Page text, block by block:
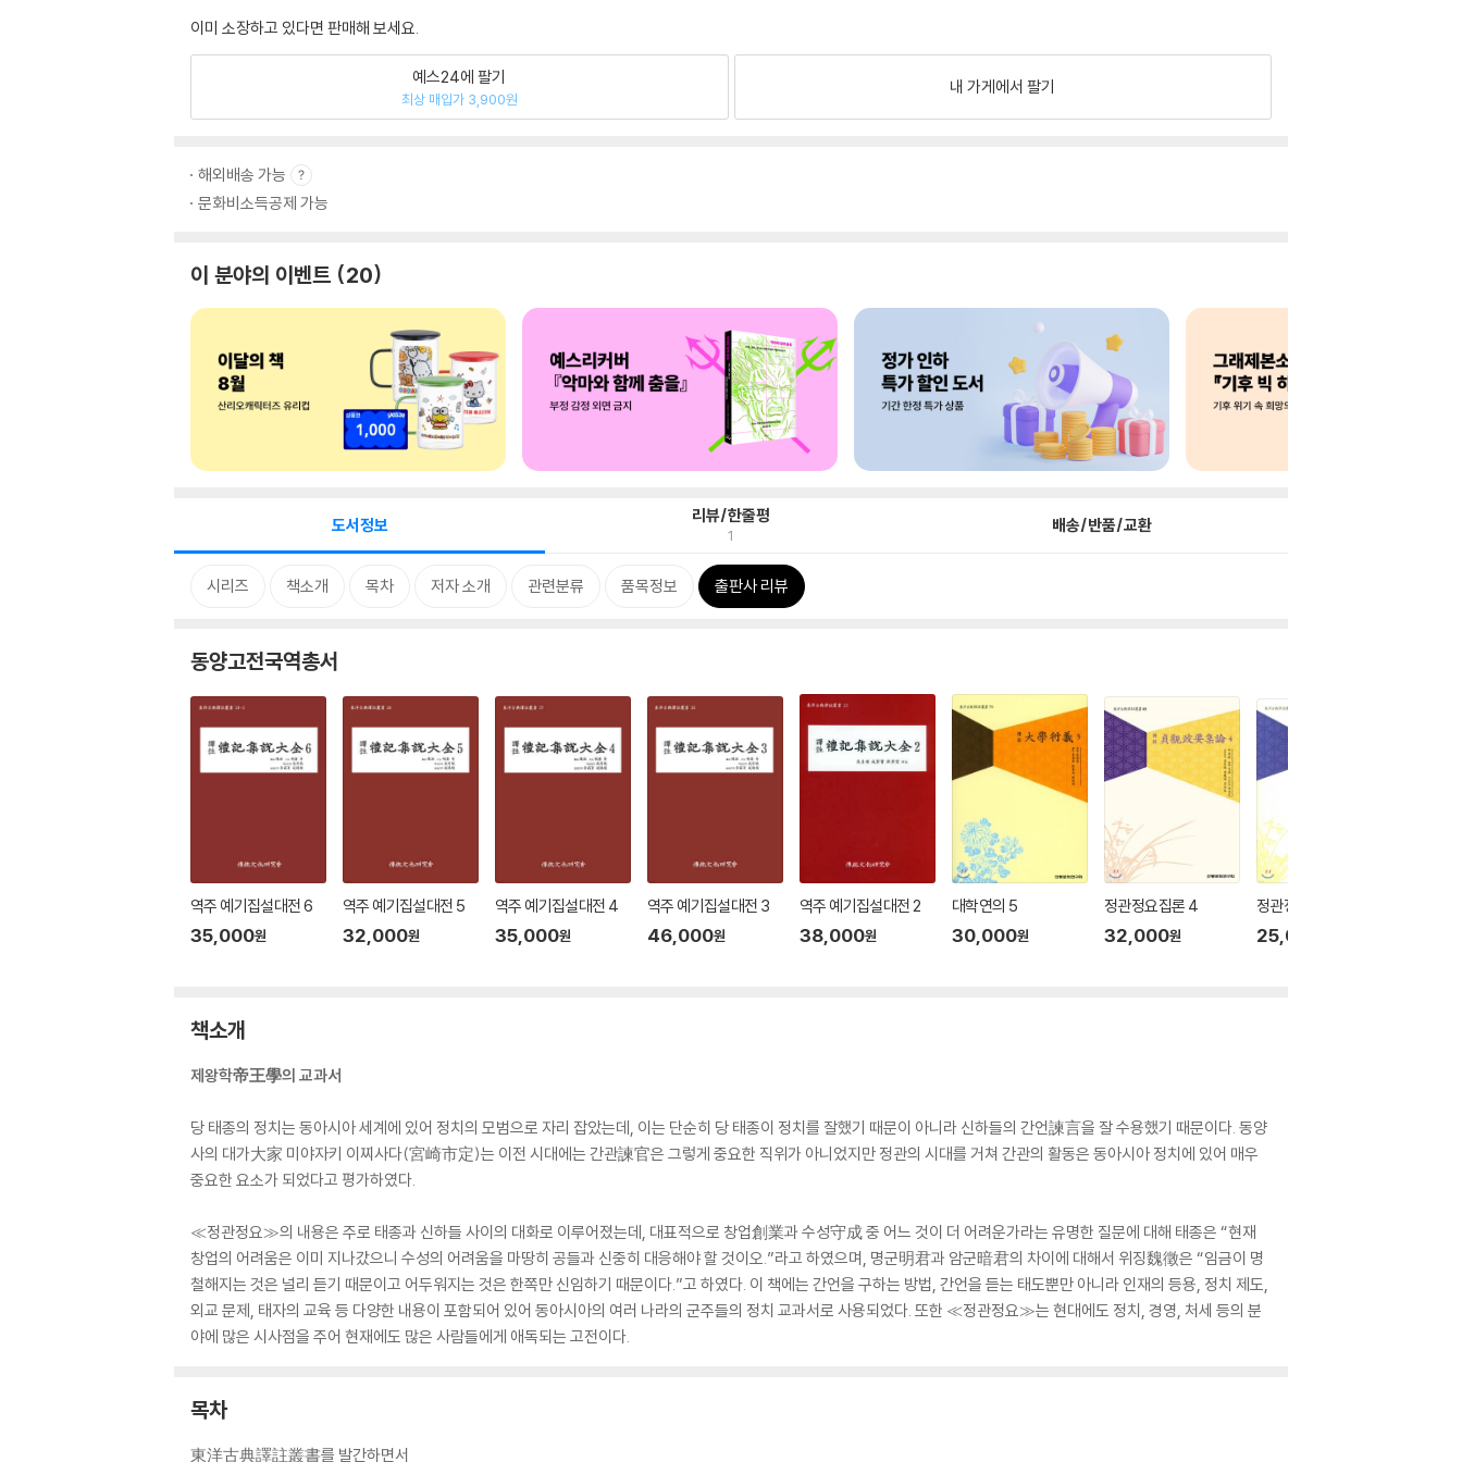
이미 소장하고 있다면 판매해 보세요.
예스24에 팔기
최상 매입가 3,900원
내 가게에서 팔기
해외배송 가능
문화비소득공제 가능
이 분야의 이벤트 20
도서정보 리뷰/한줄평
1 배송/반품/교환
시리즈 책소개 목차 저자 소개 관련분류 품목정보 출판사 리뷰
동양고전국역총서
역주 예기집설대전 6
35,000원
역주 예기집설대전 5
32,000원
역주 예기집설대전 4
35,000원
역주 예기집설대전 3
46,000원
역주 예기집설대전 2
38,000원
대학연의 5
30,000원
정관정요집론 4
32,000원
정관정요집론 3
25,000
책소개
제왕학帝王學의 교과서
당 태종의 정치는 동아시아 세계에 있어 정치의 모범으로 자리 잡았는데, 이는 단순히 당 태종이 정치를 잘했기 때문이 아니라 신하들의 간언諫言을 잘 수용했기 때문이다. 동양
사의 대가大家 미야자키 이찌사다(宮崎市定)는 이전 시대에는 간관諫官은 그렇게 중요한 직위가 아니었지만 정관의 시대를 거쳐 간관의 활동은 동아시아 정치에 있어 매우
중요한 요소가 되었다고 평가하였다.
≪정관정요≫의 내용은 주로 태종과 신하들 사이의 대화로 이루어졌는데, 대표적으로 창업創業과 수성守成 중 어느 것이 더 어려운가라는 유명한 질문에 대해 태종은 “현재
창업의 어려움은 이미 지나갔으니 수성의 어려움을 마땅히 공들과 신중히 대응해야 할 것이오.”라고 하였으며, 명군明君과 암군暗君의 차이에 대해서 위징魏徵은 “임금이 명
철해지는 것은 널리 듣기 때문이고 어두워지는 것은 한쪽만 신임하기 때문이다.”고 하였다. 이 책에는 간언을 구하는 방법, 간언을 듣는 태도뿐만 아니라 인재의 등용, 정치 제도,
외교 문제, 태자의 교육 등 다양한 내용이 포함되어 있어 동아시아의 여러 나라의 군주들의 정치 교과서로 사용되었다. 또한 ≪정관정요≫는 현대에도 정치, 경영, 처세 등의 분
야에 많은 시사점을 주어 현재에도 많은 사람들에게 애독되는 고전이다.
목차
東洋古典譯註叢書를 발간하면서